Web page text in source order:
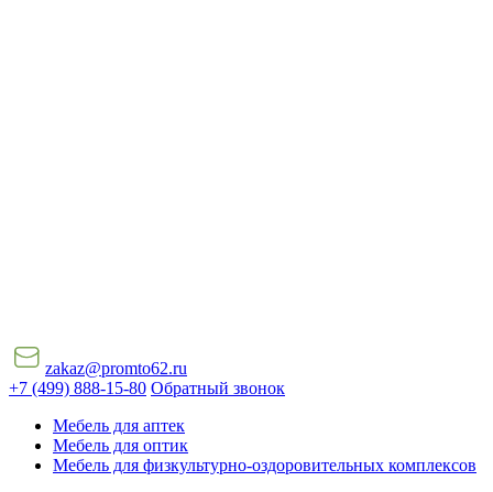
zakaz@promto62.ru
+7 (499) 888-15-80 Обратный звонок
Мебель для аптек
Мебель для оптик
Мебель для физкультурно-оздоровительных комплексов